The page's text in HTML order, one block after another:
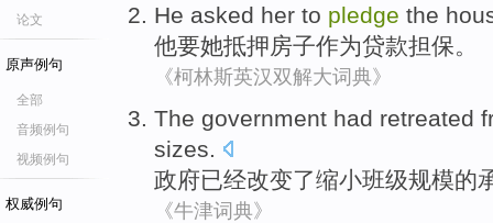
论文
原声例句
全部
音频例句
视频例句
权威例句
He asked her to pledge the
他要她抵押房子作为贷款担保。
《柯林斯英汉双解大词典》
The government had retreated
sizes
政府已经改变了缩小班级规模的
《牛津词典》